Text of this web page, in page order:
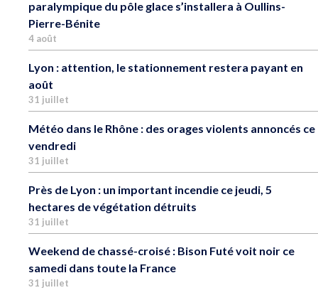
paralympique du pôle glace s’installera à Oullins-
Pierre-Bénite
4 août
Lyon : attention, le stationnement restera payant en
août
31 juillet
Météo dans le Rhône : des orages violents annoncés ce
vendredi
31 juillet
Près de Lyon : un important incendie ce jeudi, 5
hectares de végétation détruits
31 juillet
Weekend de chassé-croisé : Bison Futé voit noir ce
samedi dans toute la France
31 juillet